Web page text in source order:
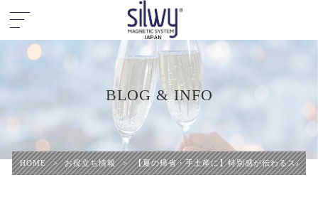
BLOG & INFO
HOME > お役立ち情報 > 【夏の帰省・手土産に】特別感が伝わるスパ